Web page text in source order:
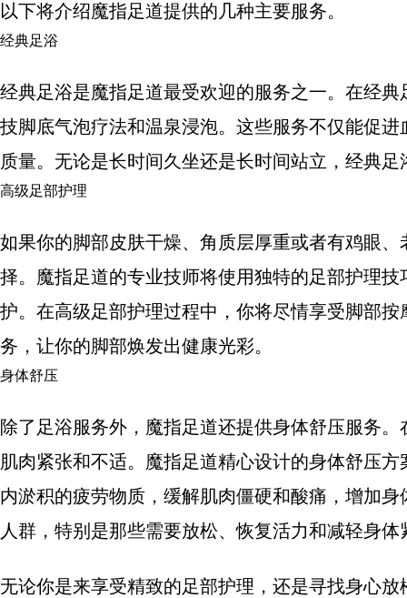
以下将介绍魔指足道提供的几种主要服务。
经典足浴
经典足浴是魔指足道最受欢迎的服务之一。在经
技脚底气泡疗法和温泉浸泡。这些服务不仅能促
质量。无论是长时间久坐还是长时间站立，经典
高级足部护理
如果你的脚部皮肤干燥、角质层厚重或者有鸡眼
择。魔指足道的专业技师将使用独特的足部护理
护。在高级足部护理过程中，你将尽情享受脚部
务，让你的脚部焕发出健康光彩。
身体舒压
除了足浴服务外，魔指足道还提供身体舒压服务
肌肉紧张和不适。魔指足道精心设计的身体舒压
内淤积的疲劳物质，缓解肌肉僵硬和酸痛，增加
人群，特别是那些需要放松、恢复活力和减轻身体
无论你是来享受精致的足部护理，还是寻找身心